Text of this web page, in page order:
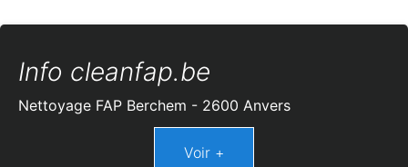
Info cleanfap.be
Nettoyage FAP Berchem - 2600 Anvers